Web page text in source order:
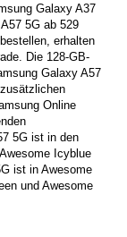
Galaxy A37
5G ab 529
erhalten
Die 128-GB-
Galaxy A57
Online
5G ist in den
Icyblue
ist in Awesome
und Awesome